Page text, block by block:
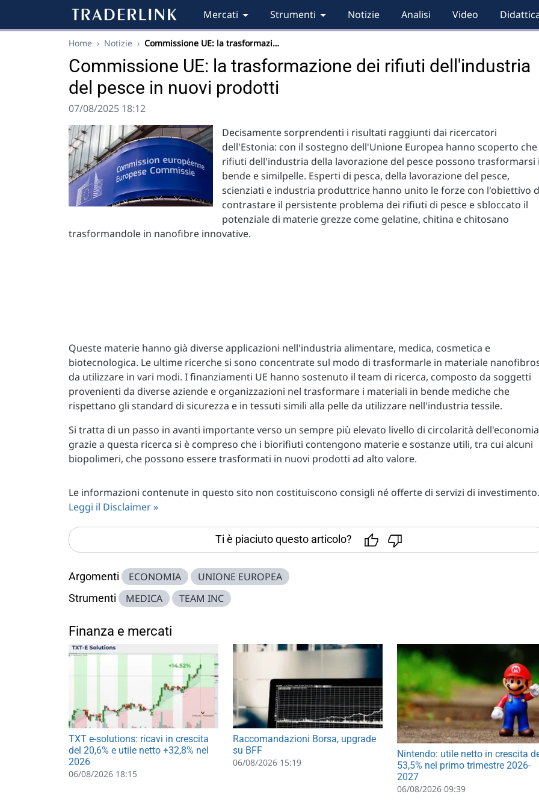
Mercati Strumenti Notizie Analisi Video
Home › Notizie › Commissione UE: la trasformazi…
Commissione UE: la trasformazione dei rifiuti dell'industria
del pesce in nuovi prodotti
07/08/2025 18:12
Decisamente sorprendenti i risultati raggiunti dai ricercatori
dell'Estonia: con il sostegno dell'Unione Europea hanno scoperto che
rifiuti dell'industria della lavorazione del pesce possono trasformarsi
bende e similpelle. Esperti di pesca, della lavorazione del pesce,
scienziati e industria produttrice hanno unito le forze con l'obiettivo
contrastare il persistente problema dei rifiuti di pesce e sbloccato il
potenziale di materie grezze come gelatine, chitina e chitosano
trasformandole in nanofibre innovative.
Queste materie hanno già diverse applicazioni nell'industria alimentare, medica, cosmetica e
biotecnologica. Le ultime ricerche si sono concentrate sul modo di trasformarle in materiale
da utilizzare in vari modi. I finanziamenti UE hanno sostenuto il team di ricerca, composto da soggetti
provenienti da diverse aziende e organizzazioni nel trasformare i materiali in bende mediche che
rispettano gli standard di sicurezza e in tessuti simili alla pelle da utilizzare nell'industria tessile.
Si tratta di un passo in avanti importante verso un sempre più elevato livello di circolarità
grazie a questa ricerca si è compreso che i biorifiuti contengono materie e sostanze utili, tra cui alcuni
biopolimeri, che possono essere trasformati in nuovi prodotti ad alto valore.
Le informazioni contenute in questo sito non costituiscono consigli né offerte di servizi di investimento.
Leggi il Disclaimer »
Ti è piaciuto questo articolo?
Argomenti ECONOMIA UNIONE EUROPEA
Strumenti MEDICA TEAM INC
Finanza e mercati
TXT e-solutions: ricavi in crescita
del 20,6% e utile netto +32,8% nel
2026
06/08/2026 18:15
Raccomandazioni Borsa, upgrade
su BFF
06/08/2026 15:19
Nintendo: utile netto in crescita
53,5% nel primo trimestre 2026-
2027
06/08/2026 09:39